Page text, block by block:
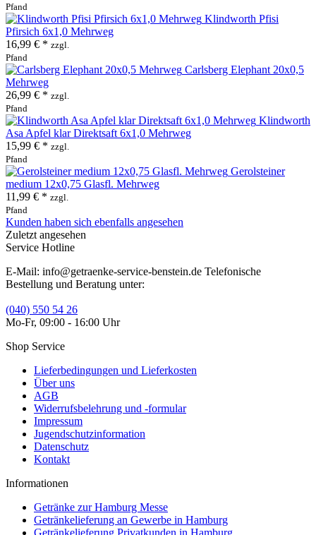
Pfand
Klindworth Pfisi
Pfirsich 6x1,0 Mehrweg
16,99 € * zzgl.
Pfand
Carlsberg Elephant 20x0,5
Mehrweg
26,99 € * zzgl.
Pfand
Klindworth
Asa Apfel klar Direktsaft 6x1,0 Mehrweg
15,99 € * zzgl.
Pfand
Gerolsteiner
medium 12x0,75 Glasfl. Mehrweg
11,99 € * zzgl.
Pfand
Kunden haben sich ebenfalls angesehen
Zuletzt angesehen
Service Hotline
E-Mail: info@getraenke-service-benstein.de Telefonische
Bestellung und Beratung unter:
(040) 550 54 26
Mo-Fr, 09:00 - 16:00 Uhr
Shop Service
Lieferbedingungen und Lieferkosten
Über uns
AGB
Widerrufsbelehrung und -formular
Impressum
Jugendschutzinformation
Datenschutz
Kontakt
Informationen
Getränke zur Hamburg Messe
Getränkelieferung an Gewerbe in Hamburg
Getränkelieferung Privatkunden in Hamburg